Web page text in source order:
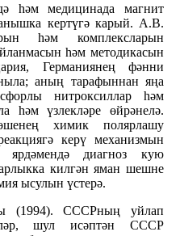
һәм медицинада магнит
кертүгә карый. А.В.
һәм комплексларын
һәм методикасын
Германиянең фәнни
аның тарафыннан яңа
нитроксиллар һәм
һәм үзлекләре өйрәнелә.
химик полярлашу
керү механизмын
ярдәмендә диагноз кую
килгән яман шешне
ысулын үстерә.
(1994). СССРның уйлап
шул исәптән СССР